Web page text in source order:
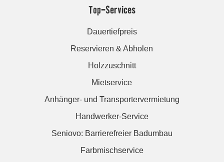
Top-Services
Dauertiefpreis
Reservieren & Abholen
Holzzuschnitt
Mietservice
Anhänger- und Transportervermietung
Handwerker-Service
Seniovo: Barrierefreier Badumbau
Farbmischservice